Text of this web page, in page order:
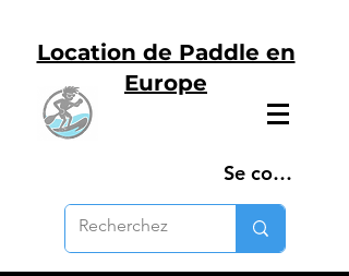
Location de Paddle en
Europe
Se connecter